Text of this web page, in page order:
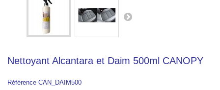
Nettoyant Alcantara et Daim 500ml CANOPY
Référence CAN_DAIM500